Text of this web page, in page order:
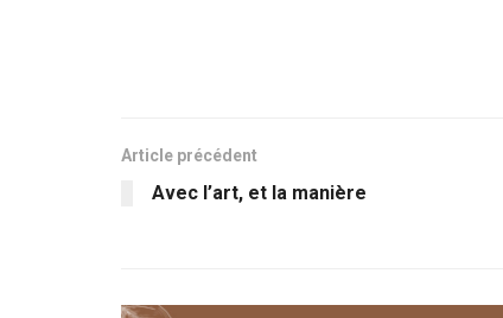
Article précédent
Avec l’art, et la manière